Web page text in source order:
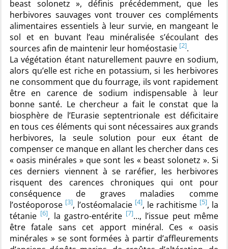
beast solonetz », définis précédemment, que les
herbivores sauvages vont trouver ces compléments
alimentaires essentiels à leur survie, en mangeant le
sol et en buvant l’eau minéralisée s’écoulant des
sources afin de maintenir leur homéostasie [2].
La végétation étant naturellement pauvre en sodium,
alors qu’elle est riche en potassium, si les herbivores
ne consomment que du fourrage, ils vont rapidement
être en carence de sodium indispensable à leur
bonne santé. Le chercheur a fait le constat que la
biosphère de l’Eurasie septentrionale est déficitaire
en tous ces éléments qui sont nécessaires aux grands
herbivores, la seule solution pour eux étant de
compenser ce manque en allant les chercher dans ces
« oasis minérales » que sont les « beast solonetz ». Si
ces derniers viennent à se raréfier, les herbivores
risquent des carences chroniques qui ont pour
conséquence de graves maladies comme
l’ostéoporose [3], l’ostéomalacie [4], le rachitisme [5], la
tétanie [6], la gastro-entérite [7]…, l’issue peut même
être fatale sans cet apport minéral. Ces « oasis
minérales » se sont formées à partir d’affleurements